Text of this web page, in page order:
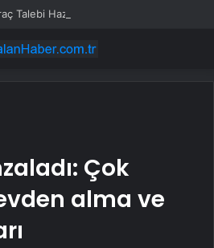
Çok
alma ve